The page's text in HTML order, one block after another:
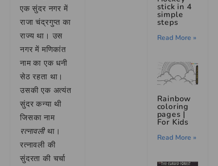
एक सुंदर नगर में
राजा चंद्रगुप्त का
राज्य था। उस
नगर में मणिकांत
नाम का एक धनी
सेठ रहता था।
उसकी एक अत्यंत
सुंदर कन्या थी
जिसका नाम
रत्नावलीथा।
रत्नावली की
सुंदरता की चर्चा
stick in 4
simple
steps
Read More »
Rainbow
coloring
pages |
For Kids
Read More »